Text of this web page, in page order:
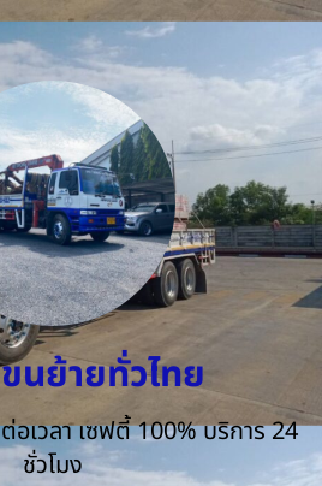
นย้ายทั่วไทย
เวลา เซฟตี้ 100% บริการ 24
ชั่วโมง